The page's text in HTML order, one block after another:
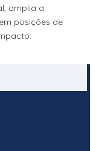
amplia a
posições de